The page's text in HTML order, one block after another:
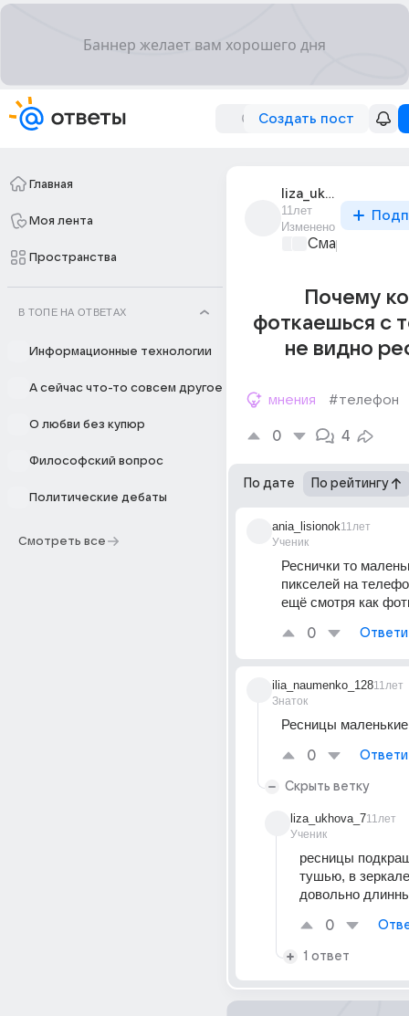
Создать пост
Главная
Моя лента
Пространства
В ТОПЕ НА ОТВЕТАХ
Информационные технологии
А сейчас что-то совсем другое
О любви без купюр
Философский вопрос
Политические дебаты
Смотреть все
liza_ukhova_7
11лет
Изменено
Смартфоны
Почему
фоткаешься с
не видно
мнения #телефон
0 4
По дате По рейтингу
ania_lisionok
Ученик
11лет
Реснички то
пикселей на
ещё смотря как
0
ilia_naumenko_128
Знаток
11лет
Ресницы
0
Скрыть ветку
liza_ukhova_7
Ученик
11лет
ресницы
тушью, в
довольно
0
1 ответ